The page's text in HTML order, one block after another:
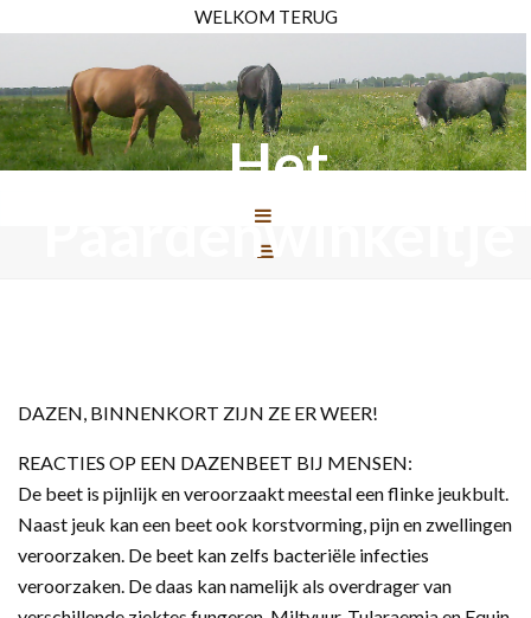
WELKOM TERUG
Het
Paardenwinkeltje
DAZEN, BINNENKORT ZIJN ZE ER WEER!
REACTIES OP EEN DAZENBEET BIJ MENSEN:
De beet is pijnlijk en veroorzaakt meestal een flinke jeukbult.
Naast jeuk kan een beet ook korstvorming, pijn en zwellingen
veroorzaken. De beet kan zelfs bacteriële infecties
veroorzaken. De daas kan namelijk als overdrager van